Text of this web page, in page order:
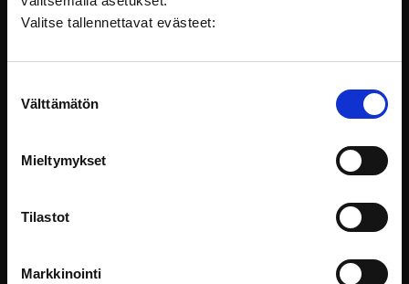
Valitse tallennettavat evästeet:
valinta
Välttämätön
Mieltymykset
Tilastot
Markkinointi
kasvotonta virkanaista: miten
riittävän selkeästi ja täsmällisesti
niin, että kaikki suunniteltu sisältö
pysyisi matkassa. Kyllähän siinä
käsikirjoituksemme osoittautui
videointisessiossa aivan liian pitkäksi
ja seikkaperäiseksi. Vaihtoehtoina oli
lyhentää ja kirjoittaa tekstejä
kuvattiin tai lukea teksti paperista.